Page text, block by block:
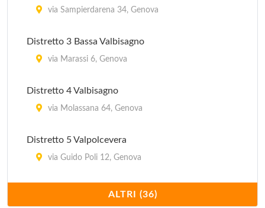
via Sampierdarena 34, Genova
Distretto 3 Bassa Valbisagno
via Marassi 6, Genova
Distretto 4 Valbisagno
via Molassana 64, Genova
Distretto 5 Valpolcevera
via Guido Poli 12, Genova
Distretto 6 Medio Ponente
ALTRI (36)